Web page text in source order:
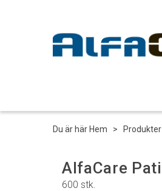
Du är här Hem > Produkter
AlfaCare
600 stk.